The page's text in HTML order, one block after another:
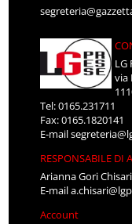
LG
via
Tel: 0165.231711
Fax: 0165.1820141
E-mail
RESPONSABILE DI
Arianna Gori Chisari
E-mail
Account